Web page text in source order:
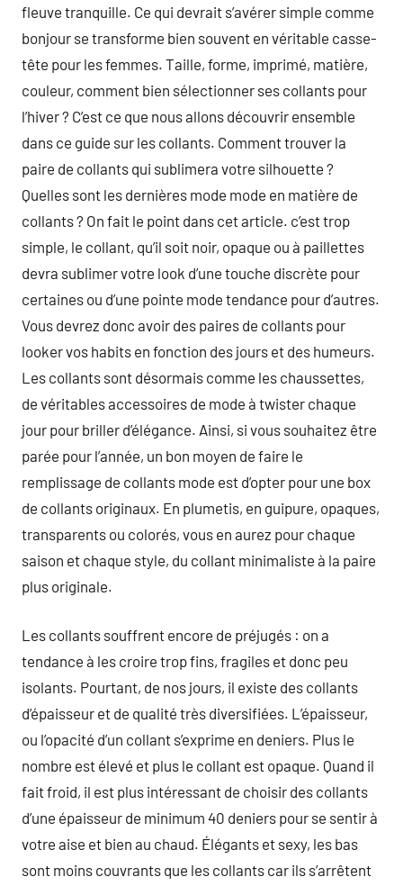
fleuve tranquille. Ce qui devrait s’avérer simple comme
bonjour se transforme bien souvent en véritable casse-
tête pour les femmes. Taille, forme, imprimé, matière,
couleur, comment bien sélectionner ses collants pour
l’hiver ? C’est ce que nous allons découvrir ensemble
dans ce guide sur les collants. Comment trouver la
paire de collants qui sublimera votre silhouette ?
Quelles sont les dernières mode mode en matière de
collants ? On fait le point dans cet article. c’est trop
simple, le collant, qu’il soit noir, opaque ou à paillettes
devra sublimer votre look d’une touche discrète pour
certaines ou d’une pointe mode tendance pour d’autres.
Vous devrez donc avoir des paires de collants pour
looker vos habits en fonction des jours et des humeurs.
Les collants sont désormais comme les chaussettes,
de véritables accessoires de mode à twister chaque
jour pour briller d’élégance. Ainsi, si vous souhaitez être
parée pour l’année, un bon moyen de faire le
remplissage de collants mode est d’opter pour une box
de collants originaux. En plumetis, en guipure, opaques,
transparents ou colorés, vous en aurez pour chaque
saison et chaque style, du collant minimaliste à la paire
plus originale.
Les collants souffrent encore de préjugés : on a
tendance à les croire trop fins, fragiles et donc peu
isolants. Pourtant, de nos jours, il existe des collants
d’épaisseur et de qualité très diversifiées. L’épaisseur,
ou l’opacité d’un collant s’exprime en deniers. Plus le
nombre est élevé et plus le collant est opaque. Quand il
fait froid, il est plus intéressant de choisir des collants
d’une épaisseur de minimum 40 deniers pour se sentir à
votre aise et bien au chaud. Élégants et sexy, les bas
sont moins couvrants que les collants car ils s’arrêtent